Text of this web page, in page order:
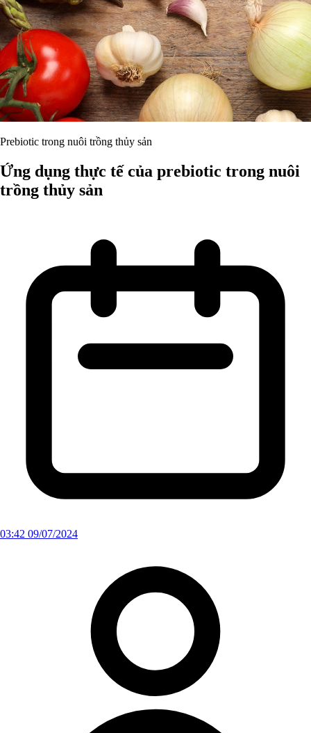
Prebiotic trong nuôi trồng thủy sản
Ứng dụng thực tế của prebiotic trong nuôi
trồng thủy sản
03:42 09/07/2024